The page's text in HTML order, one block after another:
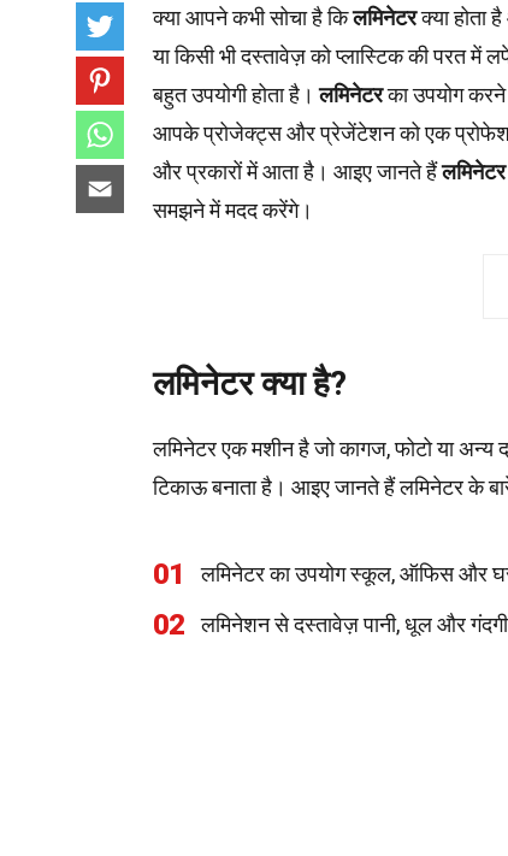
क्या आपने कभी सोचा है किलमिनेटरक्या होता
या किसी भी दस्तावेज़ को प्लास्टिक की परत
बहुत उपयोगी होता है।लमिनेटरका उपयोग
आपके प्रोजेक्ट्स और प्रेजेंटेशन को एक
और प्रकारों में आता है। आइए जानते हैंलमिनेटर
समझने में मदद करेंगे।
लमिनेटर क्या है?
लमिनेटर एक मशीन है जो कागज, फोटो या अन्य
टिकाऊ बनाता है। आइए जानते हैं लमिनेटर के
01 लमिनेटर का उपयोग स्कूल, ऑफिस और घर
02 लमिनेशन से दस्तावेज़ पानी, धूल और